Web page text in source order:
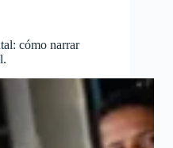
cómo narrar